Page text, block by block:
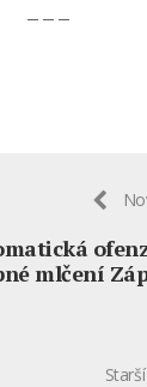
– – –
mlčení